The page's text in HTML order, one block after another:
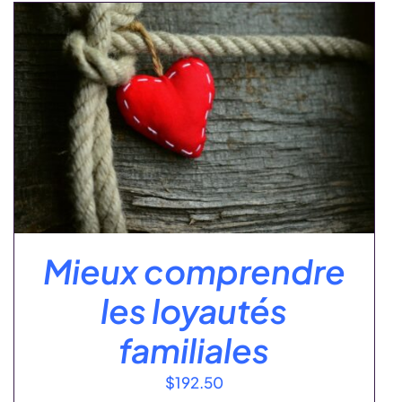
Mieux comprendre
les loyautés
familiales
$192.50